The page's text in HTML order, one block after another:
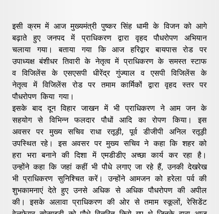
इसी क्रम में आज मुख्यमंत्री पुष्कर सिंह धामी के विजन को आगे
बढ़ाते हुए जनपद में प्राधिकरण द्वारा वृहद पौधरोपण अभियान
चलाया गया। बताया गया कि आज हरिद्वार बायपास रोड पर
उपाध्यक्ष बंशीधर तिवारी के नेतृत्व में प्राधिकरण के समस्त स्टाफ
व विजिलेंस के एसएसपी धीरेंद्र गुंज्याल व एसपी विजिलेंस के
नेतृत्व में विजिलेंस रोड पर तमाम कार्मिकों द्वारा वृहद स्तर पर
पौधरोपण किया गया।
इसके बाद दून विहार जाखन में भी प्राधिकरण ने आम जन के
सहयोग से विभिन्न फलदार पौधों आदि का रोपण किया। इस
अवसर पर मुख्य सचिव राधा रतूड़ी, पूर्व डीजीपी अनिल रतूड़ी
उपस्थित रहे। इस अवसर पर मुख्य सचिव ने कहा कि शहर को
हरा भरा बनाने की दिशा में एमडीडीए अच्छा कार्य कर रहा है।
उन्होंने कहा कि जहां कहीं भी पौधे लगाए जा रहे हैं, उनकी देखरेख
भी प्राधिकरण सुनिश्चित करें। उन्होंने आमजन को हरेला पर्व की
शुभकामनाएं देते हुए उनसे अधिक से अधिक पौधरोपण की अपील
की। इसके अलावा प्राधिकरण की ओर से तमाम स्कूलों, रेसिडेंट